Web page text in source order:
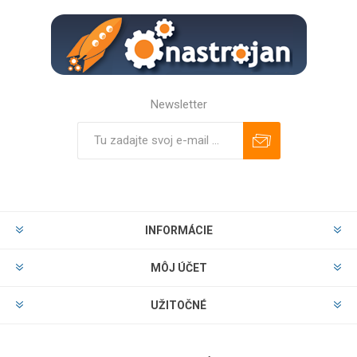
Newsletter
INFORMÁCIE
MÔJ ÚČET
UŽITOČNÉ